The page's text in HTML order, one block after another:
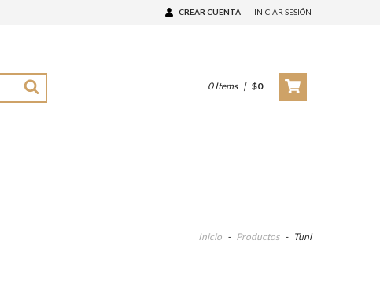
CREAR CUENTA - INICIAR SESIÓN
0Items | $0
Inicio - Productos - Tuni